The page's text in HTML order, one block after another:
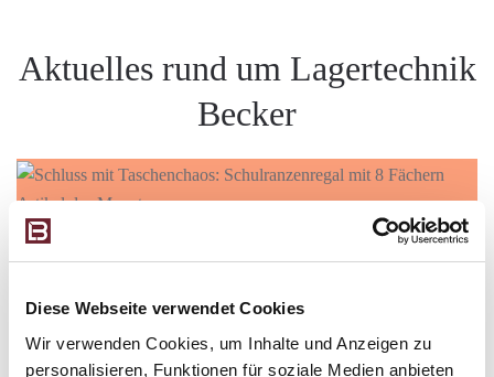
Diese Webseite verwendet Cookies
Wir verwenden Cookies, um Inhalte und Anzeigen zu
personalisieren, Funktionen für soziale Medien anbieten
Aktuelles rund um Lagertechnik
Becker
Artikel des Monats
SCHLUSS MIT TASCHENCHAOS: SCHULRANZENREGAL MIT 8
FÄCHERN
26. MAI 2026
Ranzen rein, Wege frei: Mit Ordnung in den Schulalltag